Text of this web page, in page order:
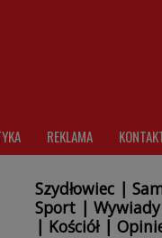
REKLAMA
Szydłowiec|
Sport| Wywiady
| Kościół|